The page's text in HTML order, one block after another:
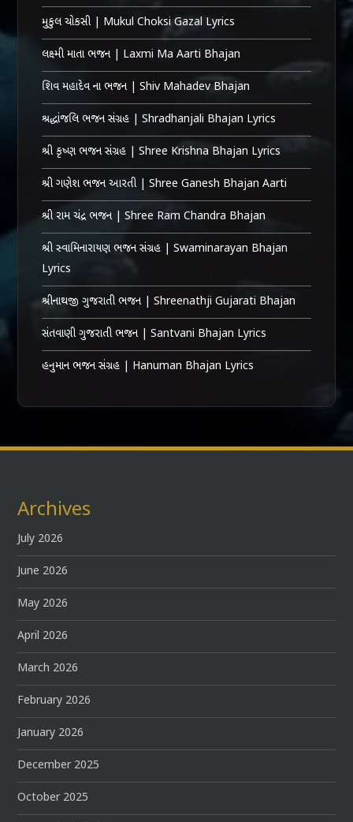
મુકુલ ચોકસી | Mukul Choksi Gazal Lyrics
લક્ષ્મી માતા ભજન | Laxmi Ma Aarti Bhajan
શિવ મહાદેવ ના ભજન | Shiv Mahadev Bhajan
શ્રદ્ધાંજલિ ભજન સંગ્રહ | Shradhanjali Bhajan Lyrics
શ્રી કૃષ્ણ ભજન સંગ્રહ | Shree Krishna Bhajan Lyrics
શ્રી ગણેશ ભજન આરતી | Shree Ganesh Bhajan Aarti
શ્રી રામ ચંદ્ર ભજન | Shree Ram Chandra Bhajan
શ્રી સ્વામિનારાયણ ભજન સંગ્રહ | Swaminarayan Bhajan
Lyrics
શ્રીનાથજી ગુજરાતી ભજન | Shreenathji Gujarati Bhajan
સંતવાણી ગુજરાતી ભજન | Santvani Bhajan Lyrics
હનુમાન ભજન સંગ્રહ | Hanuman Bhajan Lyrics
Archives
July 2026
June 2026
May 2026
April 2026
March 2026
February 2026
January 2026
December 2025
October 2025